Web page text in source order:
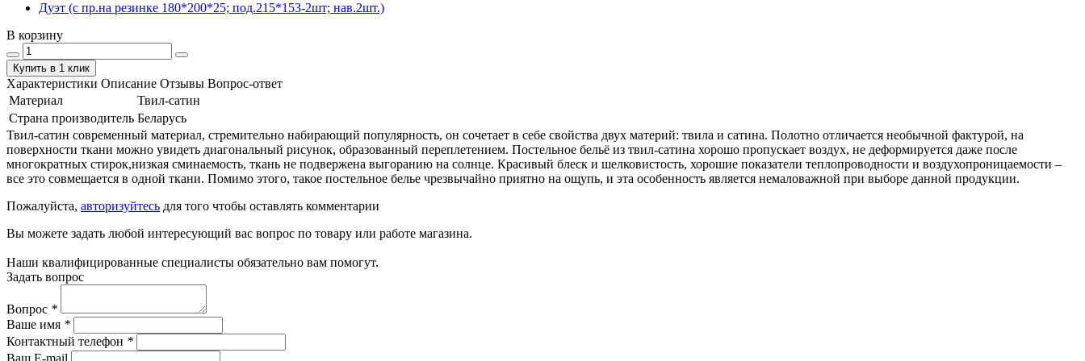
Дуэт (с пр.на резинке 180*200*25; под.215*153-2шт; нав.2шт.)
В корзину
Купить в 1 клик
Характеристики Описание Отзывы Вопрос-ответ
Материал
Твил-сатин
Страна производитель Беларусь
Твил-сатин современный материал, стремительно набирающий популярность, он сочетает в себе свойства двух материй: твила и сатина. Полотно отличается необычной фактурой, на
поверхности ткани можно увидеть диагональный рисунок, образованный переплетением. Постельное бельё из твил-сатина хорошо пропускает воздух, не деформируется даже после
многократных стирок,низкая сминаемость, ткань не подвержена выгоранию на солнце. Красивый блеск и шелковистость, хорошие показатели теплопроводности и воздухопроницаемости –
все это совмещается в одной ткани. Помимо этого, такое постельное белье чрезвычайно приятно на ощупь, и эта особенность является немаловажной при выборе данной продукции.
Пожалуйста, авторизуйтесь для того чтобы оставлять комментарии
Вы можете задать любой интересующий вас вопрос по товару или работе магазина.
Наши квалифицированные специалисты обязательно вам помогут.
Задать вопрос
Вопрос *
Ваше имя *
Контактный телефон *
Ваш E-mail